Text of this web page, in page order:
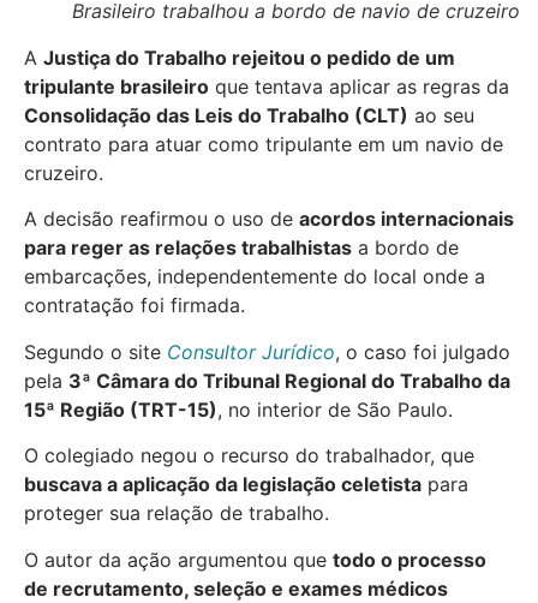
Brasileiro trabalhou a bordo de navio de cruzeiro
A Justiça do Trabalho rejeitou o pedido de um
tripulante brasileiro que tentava aplicar as regras da
Consolidação das Leis do Trabalho (CLT) ao seu
contrato para atuar como tripulante em um navio de
cruzeiro.
A decisão reafirmou o uso de acordos internacionais
para reger as relações trabalhistas a bordo de
embarcações, independentemente do local onde a
contratação foi firmada.
Segundo o site Consultor Jurídico, o caso foi julgado
pela 3ª Câmara do Tribunal Regional do Trabalho da
15ª Região (TRT-15), no interior de São Paulo.
O colegiado negou o recurso do trabalhador, que
buscava a aplicação da legislação celetista para
proteger sua relação de trabalho.
O autor da ação argumentou que todo o processo
de recrutamento, seleção e exames médicos